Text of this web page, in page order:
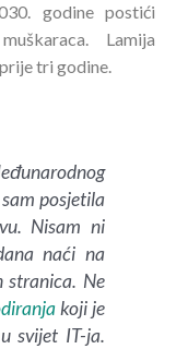
godine postići
Lamija
tri godine.
posjetila
Nisam ni
naći na
stranica. Ne
koji je
svijet IT-ja.